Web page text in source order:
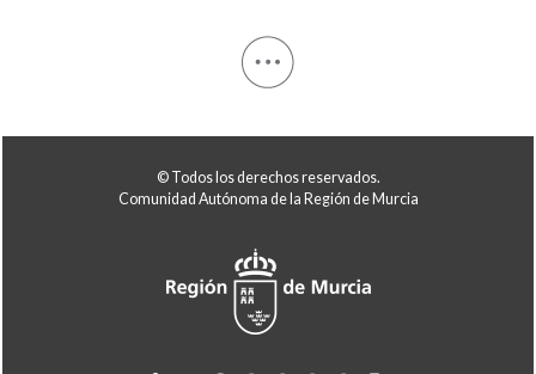
© Todos los derechos reservados.
Comunidad Autónoma de la Región de Murcia